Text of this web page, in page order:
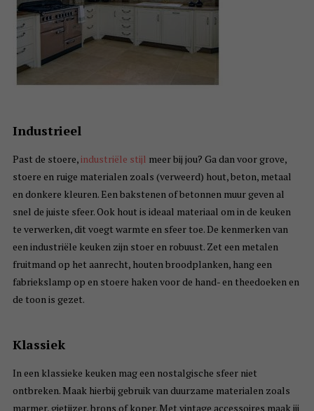
Industrieel
Past de stoere,industriële stijl meer bij jou? Ga dan voor grove,
stoere en ruige materialen zoals (verweerd) hout, beton, metaal
en donkere kleuren. Een bakstenen of betonnen muur geven al
snel de juiste sfeer. Ook hout is ideaal materiaal om in de keuken
te verwerken, dit voegt warmte en sfeer toe. De kenmerken van
een industriële keuken zijn stoer en robuust. Zet een metalen
fruitmand op het aanrecht, houten broodplanken, hang een
fabriekslamp op en stoere haken voor de hand- en theedoeken en
de toon is gezet.
Klassiek
In een klassieke keuken mag een nostalgische sfeer niet
ontbreken. Maak hierbij gebruik van duurzame materialen zoals
marmer, gietijzer, brons of koper. Met vintage accessoires maak jij